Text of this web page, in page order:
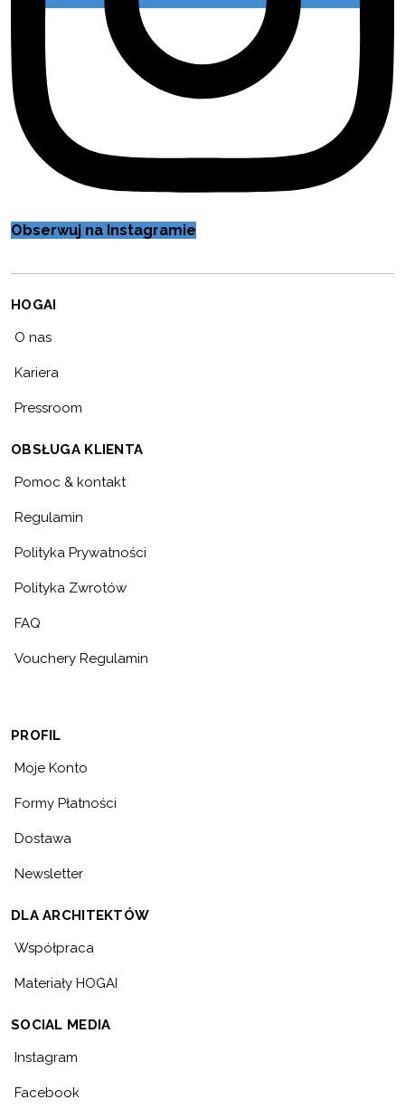
Obserwuj na Instagramie
HOGAI
O nas
Kariera
Pressroom
OBSŁUGA KLIENTA
Pomoc & kontakt
Regulamin
Polityka Prywatności
Polityka Zwrotów
FAQ
Vouchery Regulamin
PROFIL
Moje Konto
Formy Płatności
Dostawa
Newsletter
DLA ARCHITEKTÓW
Współpraca
Materiały HOGAI
SOCIAL MEDIA
Instagram
Facebook